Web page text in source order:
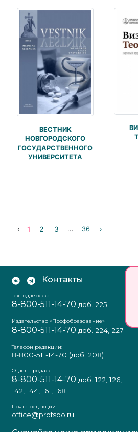
ВЕСТНИК
НОВГОРОДСКОГО
ГОСУДАРСТВЕННОГО
УНИВЕРСИТЕТА
‹ 1 2 3 ... 36 ›
Контакты
Техподдержка
8-800-511-14-70 доб. 225
Издательство «Профобразование»
8-800-511-14-70 доб. 224, 227
Телефон редакции:
8-800-511-14-70 (доб. 208)
Отдел продаж
8-800-511-14-70 доб. 122, 126,
142, 144, 161, 168
Почта редакции:
office@profspo.ru